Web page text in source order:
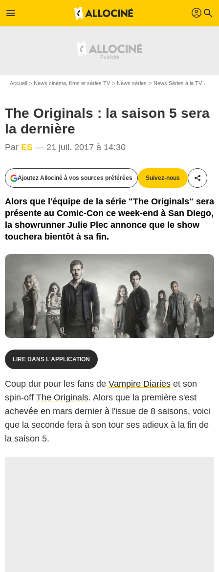
menu profil search
Accueil News cinéma, films et séries TV News séries News Séries à la TV
The Originals : la saison 5 sera
la dernière
Par ES — 21 juil. 2017 à 14:30
Ajoutez Allociné à vos sources préférées Suivez-nous
Alors que l'équipe de la série "The Originals" sera
présente au Comic-Con ce week-end à San Diego,
la showrunner Julie Plec annonce que le show
touchera bientôt à sa fin.
The CW Television Network
LIRE DANS L'APPLICATION
Coup dur pour les fans de Vampire Diaries et son
spin-off The Originals. Alors que la première s'est
achevée en mars dernier à l'issue de 8 saisons, voici
que la seconde fera à son tour ses adieux à la fin de
la saison 5.